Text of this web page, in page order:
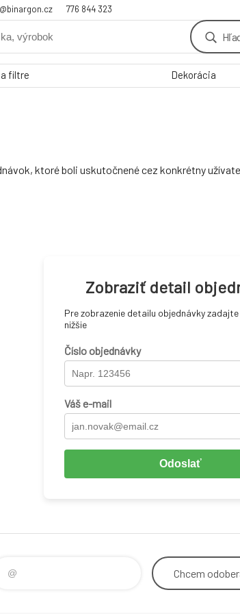
776 844 323
filtre Dekorácia
ktoré boli uskutočnené cez konkrétny
Zobraziť detail
Pre zobrazenie detailu objednávky
nižšie
Číslo objednávky
Váš e-mail
Odoslať
Chcem